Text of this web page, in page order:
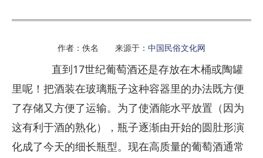
作者：佚名 来源于： 中国民俗文化网
直到17世纪葡萄酒还是存放在木桶或陶罐
里呢！把酒装在玻璃瓶子这种容器里的办法既方便
了存储又方便了运输。为了使酒能水平放置（因为
这有利于酒的熟化），瓶子逐渐由开始的圆肚形演
化成了今天的细长瓶型。现在高质量的葡萄酒通常